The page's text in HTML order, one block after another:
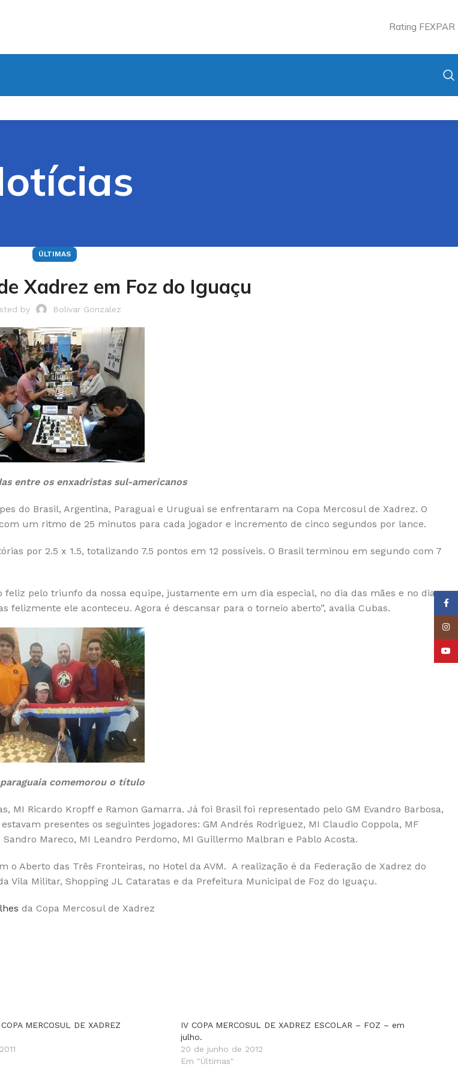
Rating FEXPAR
ÚLTIMAS
Xadrez em Foz do Iguaçu
by Bolivar Gonzalez
entre os enxadristas sul-americanos
do Brasil, Argentina, Paraguai e Uruguai se enfrentaram na Copa Mercosul de Xadrez. O
um ritmo de 25 minutos para cada jogador e incremento de cinco segundos por lance.
por 2.5 x 1.5, totalizando 7.5 pontos em 12 possíveis. O Brasil terminou em segundo com 7
pelo triunfo da nossa equipe, justamente em um dia especial, no dia das mães e no dia
ele aconteceu. Agora é descansar para o torneio aberto”, avalia Cubas.
comemorou o título
MI Ricardo Kropff e Ramon Gamarra. Já foi Brasil foi representado pelo GM Evandro Barbosa,
presentes os seguintes jogadores: GM Andrés Rodriguez, MI Claudio Coppola, MF
Mareco, MI Leandro Perdomo, MI Guillermo Malbran e Pablo Acosta.
Aberto das Três Fronteiras, no Hotel da AVM. A realização é da Federação de Xadrez do
Vila Militar, Shopping JL Cataratas e da Prefeitura Municipal de Foz do Iguaçu.
da Copa Mercosul de Xadrez
MERCOSUL DE XADREZ
IV COPA MERCOSUL DE XADREZ ESCOLAR – FOZ – em
julho.
20 de junho de 2012
Em "Últimas"